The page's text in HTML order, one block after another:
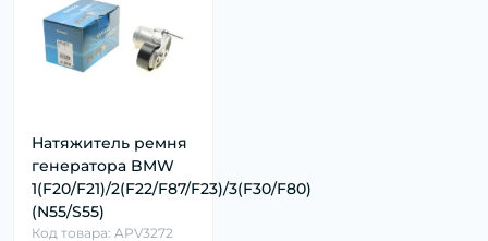
Натяжитель ремня
генератора BMW
1(F20/F21)/2(F22/F87/F23)/3(F30/F80)
(N55/S55)
Код товара: APV3272